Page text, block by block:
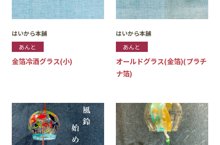
はいから本舗
あんと
金箔冷酒グラス(小)
はいから本舗
あんと
オールドグラス(金箔)(プラチ
ナ箔)